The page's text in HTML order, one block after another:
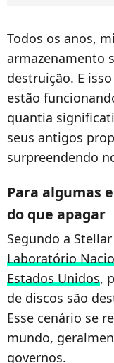
Todos os anos,
armazenamento
destruição. E
estão
quantia
seus antigos
surpreendendo
Para algumas
do que apagar
Segundo a
Laboratório
Estados Unidos,
de discos são
Esse cenário se
mundo,
governos.